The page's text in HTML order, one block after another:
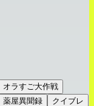
オラすご大作戦
薬屋異聞録
クイブレ